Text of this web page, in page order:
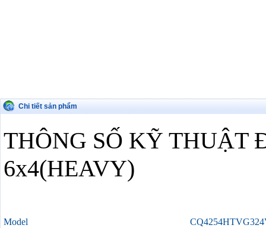
Chi tiết sản phẩm
THÔNG SỐ KỸ THUẬT
6x4(HEAVY)
Model